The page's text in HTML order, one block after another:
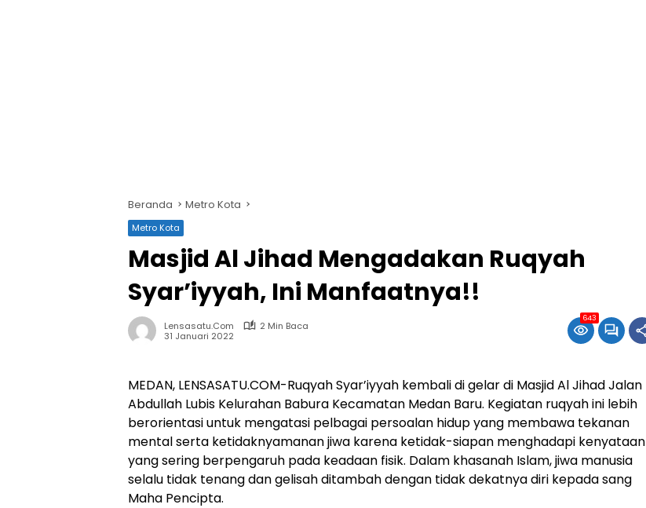
Beranda Metro Kota
Metro Kota
Masjid Al Jihad Mengadakan Ruqyah
Syar’iyyah, Ini Manfaatnya!!
Lensasatu.com
2 Min Baca
31 Januari 2022
643
MEDAN, LENSASATU.COM-Ruqyah Syar’iyyah kembali di gelar di Masjid Al Jihad Jalan
Abdullah Lubis Kelurahan Babura Kecamatan Medan Baru. Kegiatan ruqyah ini lebih
berorientasi untuk mengatasi pelbagai persoalan hidup yang membawa tekanan
mental serta ketidaknyamanan jiwa karena ketidak-siapan menghadapi kenyataan
yang sering berpengaruh pada keadaan fisik. Dalam khasanah Islam, jiwa manusia
selalu tidak tenang dan gelisah ditambah dengan tidak dekatnya diri kepada sang
Maha Pencipta.